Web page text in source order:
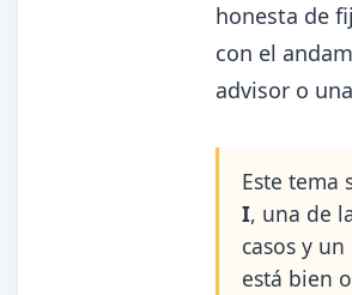
honesta de
con el
advisor o
Este tema
I, una de
casos y
está bien